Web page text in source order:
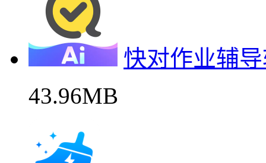
快对作业辅
43.96MB